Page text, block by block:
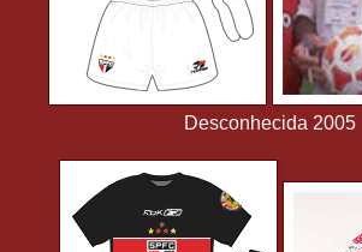
Desconhecida 2005